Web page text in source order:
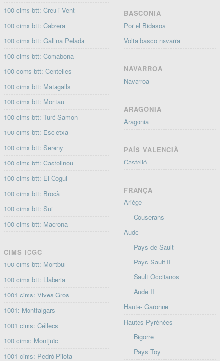
100 cims btt: Creu i Vent
100 cims btt: Cabrera
100 cims btt: Gallina Pelada
100 cims btt: Comabona
100 coms btt: Centelles
100 cims btt: Matagalls
100 cims btt: Montau
100 cims btt: Turó Samon
100 cims btt: Escletxa
100 cims btt: Sereny
100 cims btt: Castellnou
100 cims btt: El Cogul
100 cims btt: Brocà
100 cims btt: Sui
100 cims btt: Madrona
CIMS ICGC
100 cims btt: Montbui
100 cims btt: Llaberia
1001 cims: Vives Gros
1001: Montfalgars
1001 cims: Céllecs
100 cims: Montjuïc
1001 cims: Pedró Pilota
BASCONIA
Por el Bidasoa
Volta basco navarra
NAVARROA
Navarroa
ARAGONIA
Aragonia
PAÍS VALENCIÀ
Castelló
FRANÇA
Ariège
Couserans
Aude
Pays de Sault
Pays Sault II
Sault Occitanos
Aude II
Haute- Garonne
Hautes-Pyrénées
Bigorre
Pays Toy